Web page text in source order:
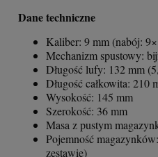
Dane techniczne
Kaliber: 9 mm (nabój:
Mechanizm spustowy:
Długość lufy: 132 mm
Długość całkowita: 210
Wysokość: 145 mm
Szerokość: 36 mm
Masa z pustym
Pojemność
zestawie)